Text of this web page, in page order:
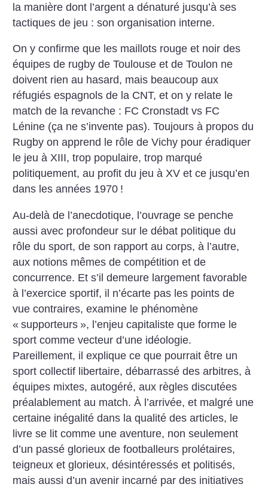
la manière dont l’argent a dénaturé jusqu’à ses
tactiques de jeu : son organisation interne.
On y confirme que les maillots rouge et noir des
équipes de rugby de Toulouse et de Toulon ne
doivent rien au hasard, mais beaucoup aux
réfugiés espagnols de la CNT, et on y relate le
match de la revanche : FC Cronstadt vs FC
Lénine (ça ne s’invente pas). Toujours à propos du
Rugby on apprend le rôle de Vichy pour éradiquer
le jeu à XIII, trop populaire, trop marqué
politiquement, au profit du jeu à XV et ce jusqu’en
dans les années 1970 !
Au-delà de l’anecdotique, l’ouvrage se penche
aussi avec profondeur sur le débat politique du
rôle du sport, de son rapport au corps, à l’autre,
aux notions mêmes de compétition et de
concurrence. Et s’il demeure largement favorable
à l’exercice sportif, il n’écarte pas les points de
vue contraires, examine le phénomène
« supporteurs », l’enjeu capitaliste que forme le
sport comme vecteur d’une idéologie.
Pareillement, il explique ce que pourrait être un
sport collectif libertaire, débarrassé des arbitres, à
équipes mixtes, autogéré, aux règles discutées
préalablement au match. À l’arrivée, et malgré une
certaine inégalité dans la qualité des articles, le
livre se lit comme une aventure, non seulement
d’un passé glorieux de footballeurs prolétaires,
teigneux et glorieux, désintéressés et politisés,
mais aussi d’un avenir incarné par des initiatives